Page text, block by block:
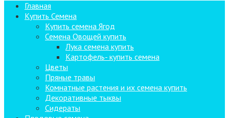
Главная
Купить Семена
Купить семена Ягод
Семена Овощей купить
Лука семена купить
Картофель- купить семена
Цветы
Пряные травы
Комнатные растения и их семена купить
Декоративные тыквы
Сидераты